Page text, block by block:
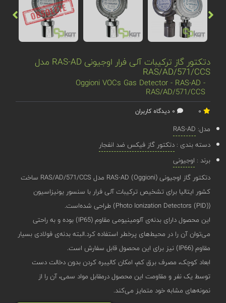
دتکتور گاز ترکیبات آلی فرار اوجیونی RAS-AD مدل
RAS/AD/571/CCS
Oggioni VOCs Gas Detector - RAS-AD -
RAS/AD/571/CCS
مدل: RAS-AD
دسته بندی :دتکتور گاز فیکس ضد انفجار
برند : اوجیونی
دتکتور گاز اوجیونی (Oggioni) RAS-AD مدل RAS/AD/571/CCS ساخت
کشور ایتالیا برای تشخیص ترکیبات آلی فرار با سنسور یونیزاسیون
(Photo Ionization Detectors (PID)) طراحی شده‌است.
این محصول دارای بدنه‌‌ی آلومینیومی مقاوم (IP65) بوده و به راحتی
می‌توان آن‌ را در محیط‌های پرخطر استفاده کرد.البته بدنه‌ی فولادی بسیار
مقاوم (IP66) نیز برای این محصول قابل سفارش است.
ابعاد کوچک، مصرف برق کم، امکان کالیبره کردن بدون دخالت دست
توسط یک نفر و مقاومت این محصول درمقابل مواد سمی، آن را از
نمونه‌های مشابه خود متمایز می‌کند.